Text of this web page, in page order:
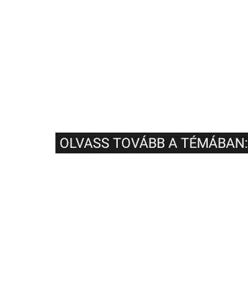
OLVASS TOVÁBB A TÉMÁBAN: